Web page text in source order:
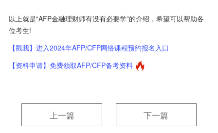
以上就是“AFP金融理财师有没有必要学”的介绍，希望可以帮助各
位考生!
【戳我】进入2024年AFP/CFP网络课程预约报名入口
【资料申请】免费领取AFP/CFP备考资料
上一篇 下一篇